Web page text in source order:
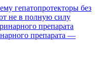
гепатопротекторы без
не в полную силу
препарата
препарата —